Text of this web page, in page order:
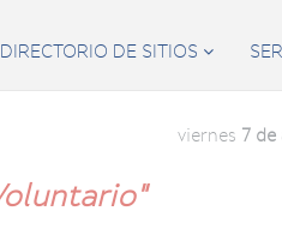
DIRECTORIO DE SITIOS 
viernes 7 de